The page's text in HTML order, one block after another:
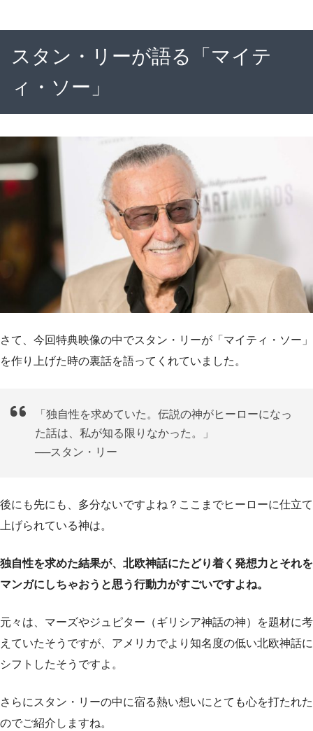
スタン・リーが語る「マイテ
ィ・ソー」
さて、今回特典映像の中でスタン・リーが「マイティ・ソー」
を作り上げた時の裏話を語ってくれていました。
「独自性を求めていた。伝説の神がヒーローになっ
た話は、私が知る限りなかった。」
──スタン・リー
後にも先にも、多分ないですよね？ここまでヒーローに仕立て
上げられている神は。
独自性を求めた結果が、北欧神話にたどり着く発想力とそれを
マンガにしちゃおうと思う行動力がすごいですよね。
元々は、マーズやジュピター（ギリシア神話の神）を題材に考
えていたそうですが、アメリカでより知名度の低い北欧神話に
シフトしたそうですよ。
さらにスタン・リーの中に宿る熱い想いにとても心を打たれた
のでご紹介しますね。